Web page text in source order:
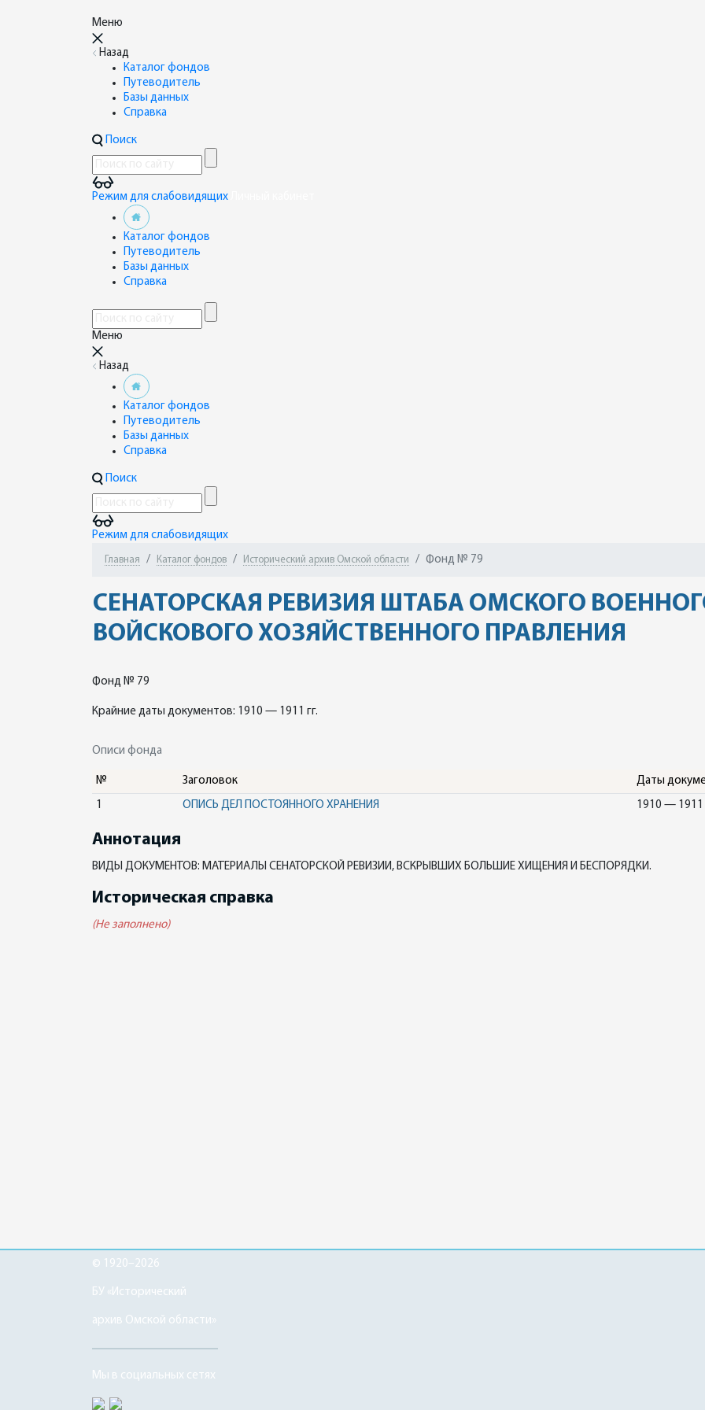
Меню
Назад
Каталог фондов
Путеводитель
Базы данных
Справка
Поиск
Режим для слабовидящих
Каталог фондов
Путеводитель
Базы данных
Справка
Меню
Назад
Каталог фондов
Путеводитель
Базы данных
Справка
Поиск
Режим для слабовидящих
Главная Каталог фондов Исторический архив Омской области Фонд № 79
СЕНАТОРСКАЯ РЕВИЗИЯ ШТАБА ОМСКОГО
ВОЙСКОВОГО ХОЗЯЙСТВЕННОГО ПРАВЛЕНИЯ
Фонд № 79
Крайние даты документов: 1910 — 1911 гг.
Описи фонда
№ Заголовок Даты
1 ОПИСЬ ДЕЛ ПОСТОЯННОГО ХРАНЕНИЯ 1910 — 1911
Аннотация
ВИДЫ ДОКУМЕНТОВ: МАТЕРИАЛЫ СЕНАТОРСКОЙ РЕВИЗИИ, ВСКРЫВШИХ БОЛЬШИЕ ХИЩЕНИЯ И БЕСПОРЯДКИ.
Историческая справка
(Не заполнено)
© 1920–2026
БУ «Исторический
архив Омской области»
Мы в социальных сетях